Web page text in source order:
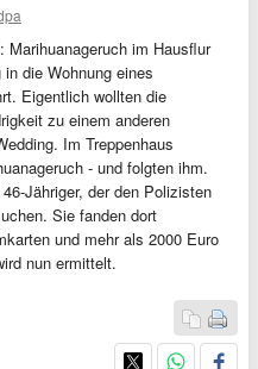
Marihuanageruch im Hausflur
die Wohnung eines
Eigentlich wollten die
zu einem anderen
Im Treppenhaus
- und folgten ihm.
Jähriger, der den Polizisten
Sie fanden dort
und mehr als 2000 Euro
nun ermittelt.